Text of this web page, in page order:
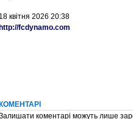
18 квітня 2026 20:38
http://fcdynamo.com
КОМЕНТАРІ
коментарі можуть лише